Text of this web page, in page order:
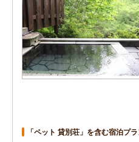
「ペット 貸別荘」を含む宿泊プ